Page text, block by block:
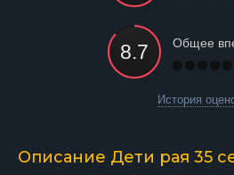
Общее
История
Описание Дети рая 35